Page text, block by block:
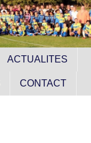
ACTUALITES
CONTACT